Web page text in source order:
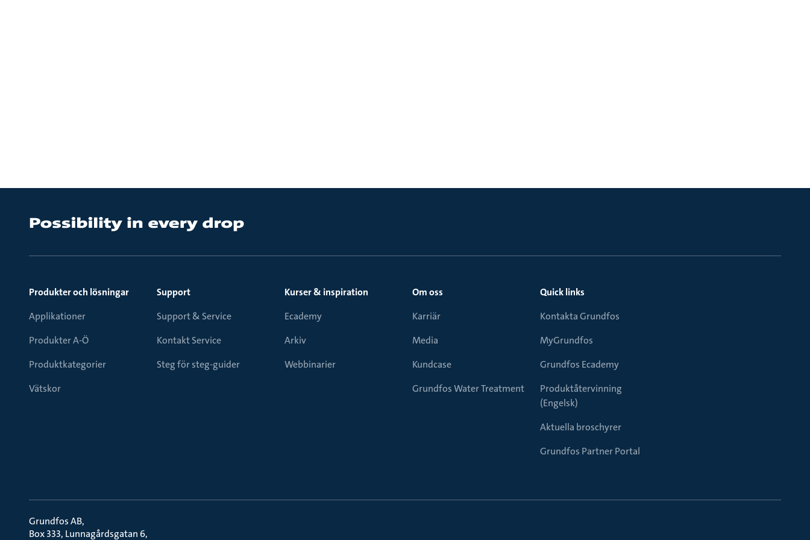
Produkter och lösningar
Applikationer
Produkter A-Ö
Produktkategorier
Vätskor
Support
Support & Service
Kontakt Service
Steg för steg-guider
Kurser & inspiration
Ecademy
Arkiv
Webbinarier
Om oss
Karriär
Media
Kundcase
Grundfos Water Treatment
Quick links
Kontakta Grundfos
MyGrundfos
Grundfos Ecademy
Produktåtervinning
(Engelsk)
Aktuella broschyrer
Grundfos Partner Portal
Grundfos AB
Box 333, Lunnagårdsgatan 6